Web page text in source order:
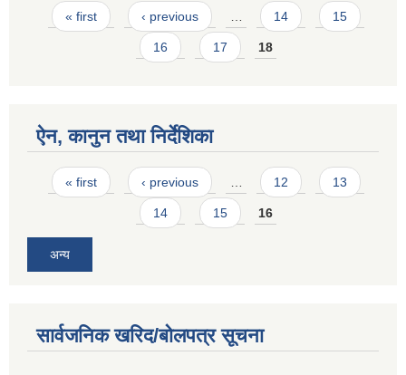
Pages
« first ‹ previous … 14 15
16 17 18
ऐन, कानुन तथा निर्देशिका
Pages
« first ‹ previous 12 13
14 15 16
अन्य
सार्वजनिक खरिद/बोलपत्र सूचना